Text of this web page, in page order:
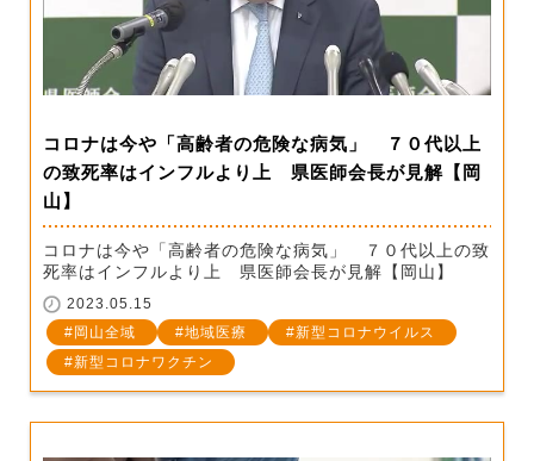
コロナは今や「高齢者の危険な病気」 ７０代以上
の致死率はインフルより上 県医師会長が見解【岡
山】
コロナは今や「高齢者の危険な病気」 ７０代以上の致
死率はインフルより上 県医師会長が見解【岡山】
2023.05.15
岡山全域
地域医療
新型コロナウイルス
新型コロナワクチン